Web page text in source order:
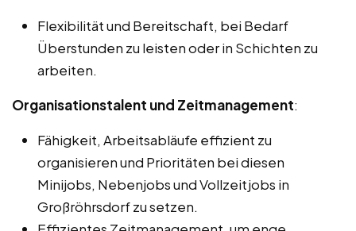
Flexibilität und Bereitschaft, bei Bedarf
Überstunden zu leisten oder in Schichten zu
arbeiten.
Organisationstalent und Zeitmanagement:
Fähigkeit, Arbeitsabläufe effizient zu
organisieren und Prioritäten bei diesen
Minijobs, Nebenjobs und Vollzeitjobs in
Großröhrsdorf zu setzen.